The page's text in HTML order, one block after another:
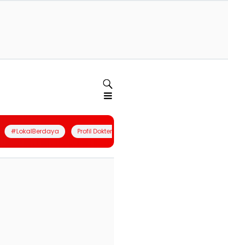
#LokalBerdaya Profil Dokter